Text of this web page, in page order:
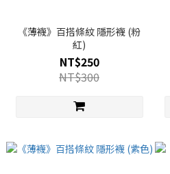
《薄襪》百搭條紋 隱形襪 (粉
紅)
NT$250
NT$300